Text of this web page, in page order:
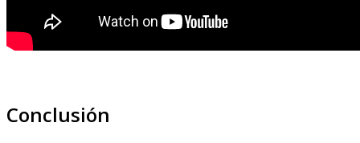
Conclusión